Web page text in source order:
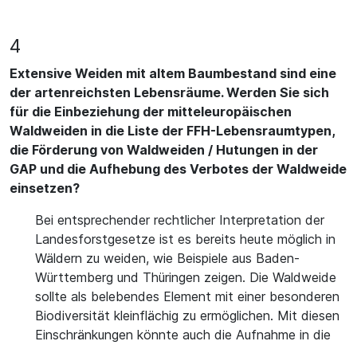
4
Extensive Weiden mit altem Baumbestand sind eine
der artenreichsten Lebensräume. Werden Sie sich
für die Einbeziehung der mitteleuropäischen
Waldweiden in die Liste der FFH-Lebensraumtypen,
die Förderung von Waldweiden / Hutungen in der
GAP und die Aufhebung des Verbotes der Waldweide
einsetzen?
Bei entsprechender rechtlicher Interpretation der
Landesforstgesetze ist es bereits heute möglich in
Wäldern zu weiden, wie Beispiele aus Baden-
Württemberg und Thüringen zeigen. Die Waldweide
sollte als belebendes Element mit einer besonderen
Biodiversität kleinflächig zu ermöglichen. Mit diesen
Einschränkungen könnte auch die Aufnahme in die